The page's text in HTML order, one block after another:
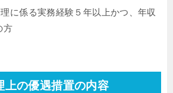
に係る実務経験５年以上かつ、年収
方
上の優遇措置の内容